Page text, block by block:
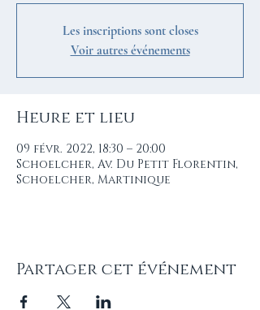
Les inscriptions sont closes
Voir autres événements
Heure et lieu
09 févr. 2022, 18:30 – 20:00
Schoelcher, Av. Du Petit Florentin,
Schoelcher, Martinique
Partager cet événement